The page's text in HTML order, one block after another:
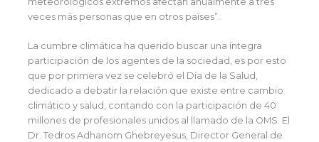
veces más personas que en otros países”.
La cumbre climática ha querido buscar una íntegra
participación de los agentes de la sociedad, es por esto
que por primera vez se celebró el Día de la Salud,
dedicado a debatir la relación que existe entre cambio
climático y salud, contando con la participación de 40
millones de profesionales unidos al llamado de la OMS. El
Dr. Tedros Adhanom Ghebreyesus, Director General de